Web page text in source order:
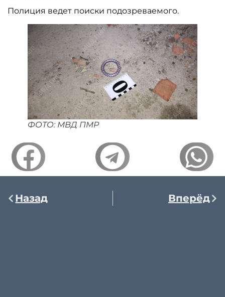
Полиция ведет поиски подозреваемого.
ФОТО: МВД ПМР
Назад Вперёд